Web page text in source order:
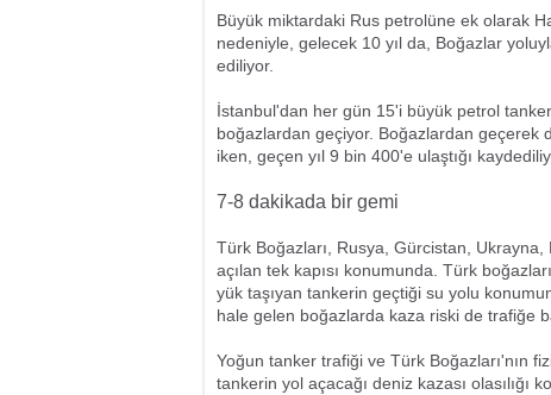
Büyük miktardaki Rus petrolüne ek olarak
nedeniyle, gelecek 10 yıl da, Boğazlar
ediliyor.
İstanbul'dan her gün 15'i büyük petrol
boğazlardan geçiyor. Boğazlardan geçerek
iken, geçen yıl 9 bin 400'e ulaştığı
7-8 dakikada bir gemi
Türk Boğazları, Rusya, Gürcistan,
açılan tek kapısı konumunda. Türk
yük taşıyan tankerin geçtiği su yolu
hale gelen boğazlarda kaza riski de trafiğe
Yoğun tanker trafiği ve Türk Boğazları'nın
tankerin yol açacağı deniz kazası